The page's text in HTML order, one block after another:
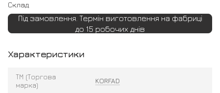
Склад
Під замовлення. Термін виготовлення на фабриці
до 15 робочих днів
Характеристики
ТМ (Торгова
марка)
KORFAD